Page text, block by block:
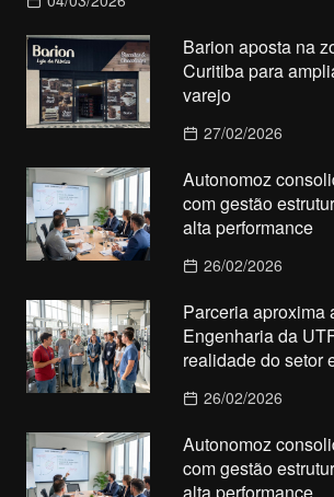
Barion aposta na
Curitiba para
varejo
27/02/2026
Autonomoz
com gestão
alta performance
26/02/2026
Parceria aproxima
Engenharia da
realidade do setor
26/02/2026
Autonomoz
com gestão
alta performance